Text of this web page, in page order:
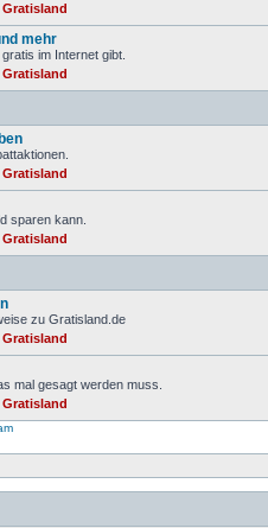
Gratisland
mehr
im Internet gibt.
Gratisland
Gratisland
sparen kann.
Gratisland
zu Gratisland.de
Gratisland
mal gesagt werden muss.
Gratisland